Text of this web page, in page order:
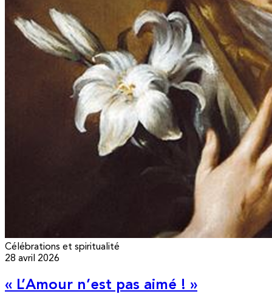
Célébrations et spiritualité
28 avril 2026
« L’Amour n’est pas aimé ! »